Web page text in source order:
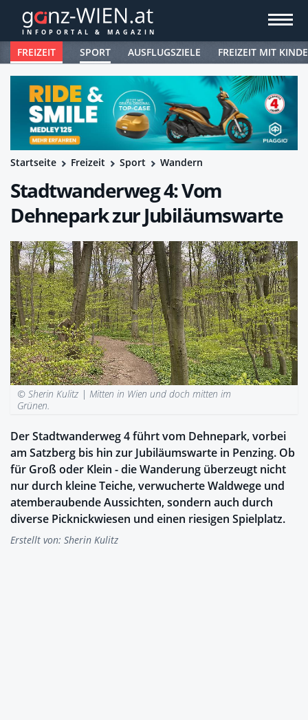
FREIZEIT SPORT AUSFLUGSZIELE FREIZEIT MIT
Startseite Freizeit Sport Wandern
Stadtwanderweg 4: Vom
Dehnepark zur Jubiläumswarte
© Sherin Kulitz | Mitten in Wien und doch mitten im
Grünen.
Der Stadtwanderweg 4 führt vom Dehnepark, vorbei
am Satzberg bis hin zur Jubiläumswarte in Penzing. Ob
für Groß oder Klein - die Wanderung überzeugt nicht
nur durch kleine Teiche, verwucherte Waldwege und
atemberaubende Aussichten, sondern auch durch
diverse Picknickwiesen und einen riesigen Spielplatz.
Erstellt von: Sherin Kulitz